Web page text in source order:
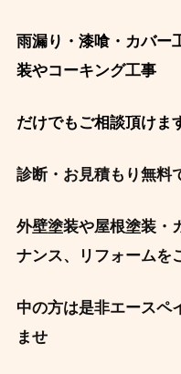
雨漏り・漆喰・カバー
装やコーキング工事
だけでもご相談頂けま
診断・お見積もり無料
外壁塗装や屋根塗装・
ナンス、リフォームを
中の方は是非エースペ
ませ